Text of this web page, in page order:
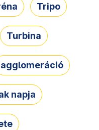
Tripo
Turbina
agglomeráció
napja